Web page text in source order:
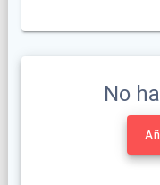
No